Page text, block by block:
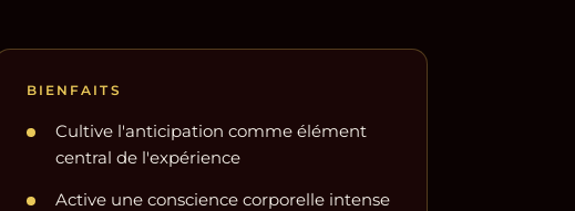
BIENFAITS
Cultive l'anticipation comme élément
central de l'expérience
Active une conscience corporelle intense